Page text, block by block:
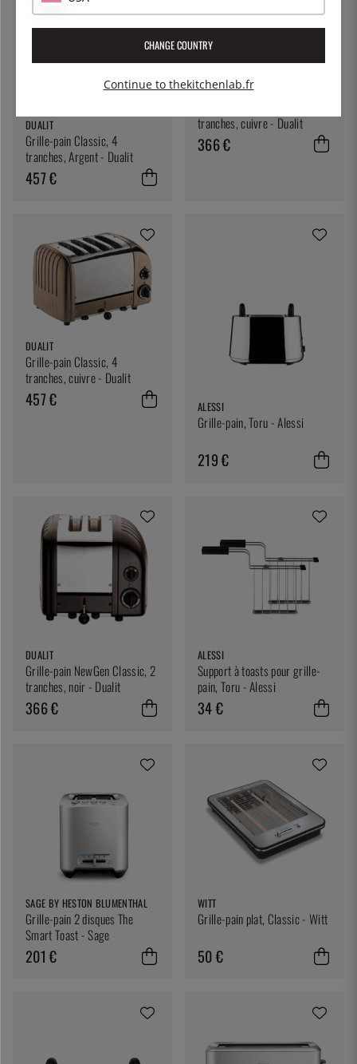
DUALIT
Grille-pain Classic, 4
tranches, Argent - Dualit
457 €
DUALIT
tranches, cuivre - Dualit
366 €
DUALIT
Grille-pain Classic, 4
tranches, cuivre - Dualit
457 € ALESSI
Grille-pain, Toru - Alessi
219 €
DUALIT
Grille-pain NewGen Classic, 2
tranches, noir - Dualit
366 €
ALESSI
Support à toasts pour grille-
pain, Toru - Alessi
34 €
SAGE BY HESTON BLUMENTHAL
Grille-pain 2 disques The
Smart Toast - Sage
201 €
WITT
Grille-pain plat, Classic - Witt
50 €
CHANGE COUNTRY
Continue to thekitchenlab.fr